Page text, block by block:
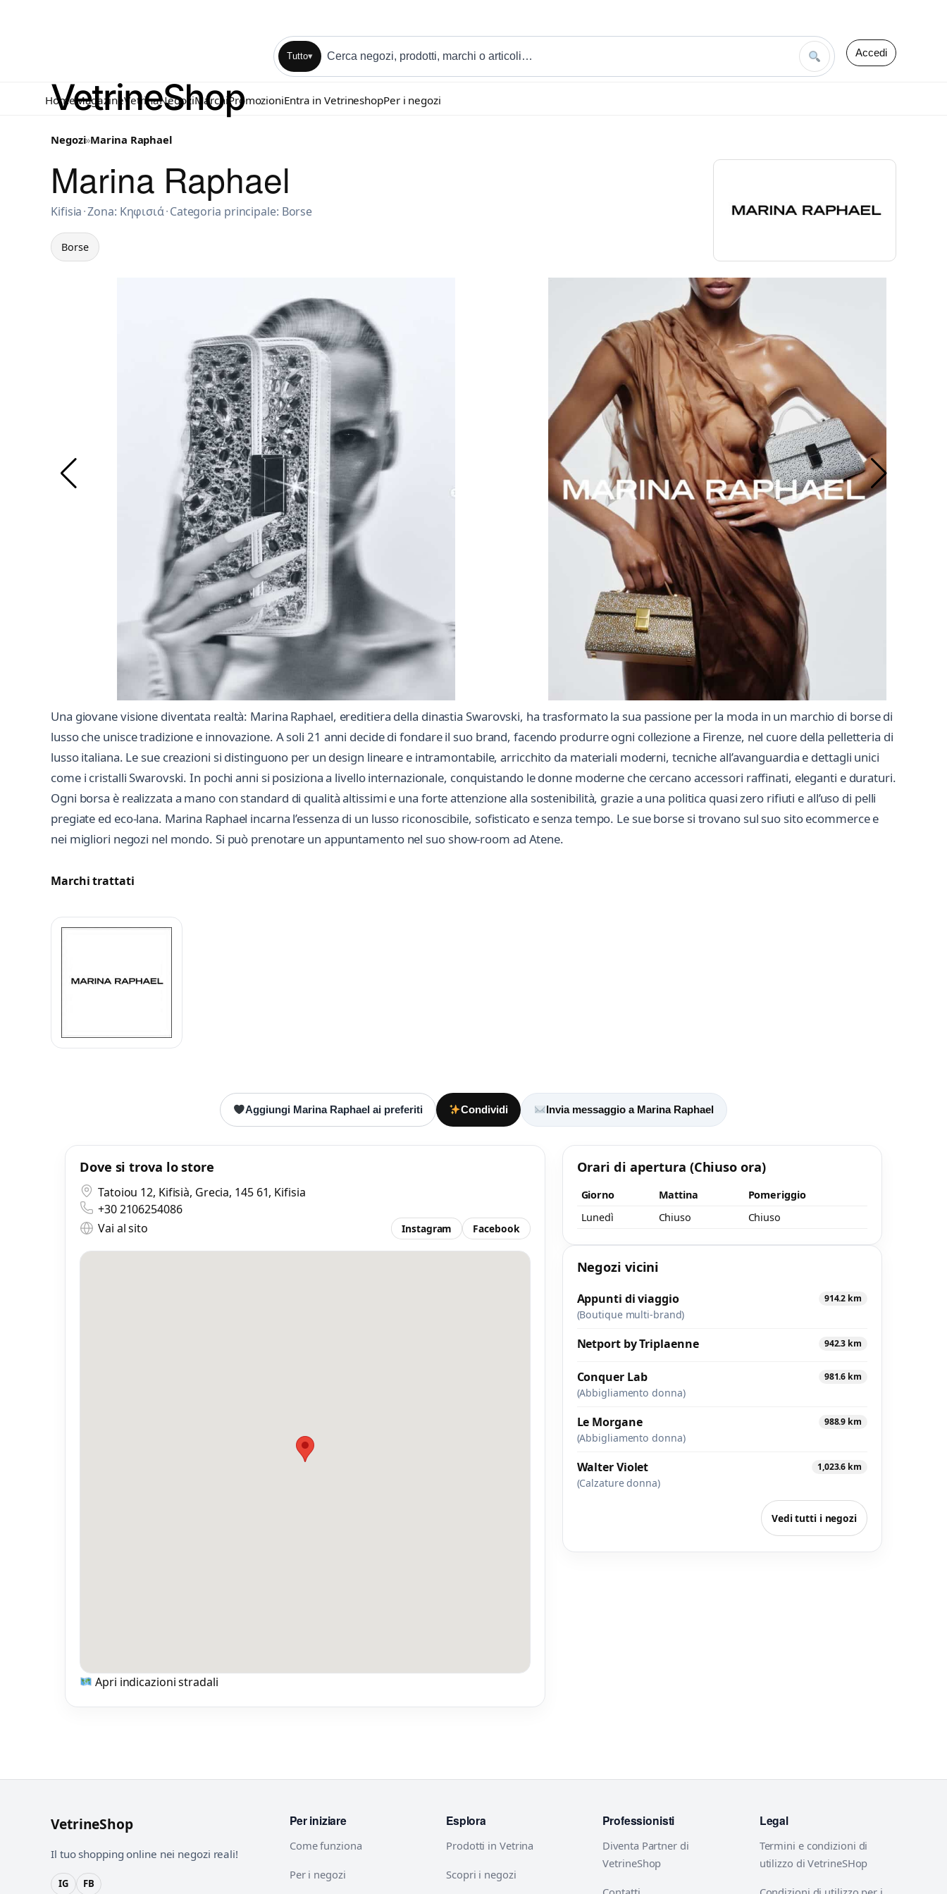
Tutto▾ Accedi
HomeMagazineVetrinaNegoziMarchi PromozioniEntra in VetrineshopPer i negozi
Negozi»Marina Raphael
Marina Raphael
Borse a Kifisia
Kifisia·Zona: Κηφισιά·Categoria principale: Borse
Borse
Una giovane visione diventata realtà: Marina Raphael, ereditiera della dinastia Swarovski, ha trasformato la sua passione per la moda in un marchio di borse di
lusso che unisce tradizione e innovazione. A soli 21 anni decide di fondare il suo brand, facendo produrre ogni collezione a Firenze, nel cuore della pelletteria di
lusso italiana. Le sue creazioni si distinguono per un design lineare e intramontabile, arricchito da materiali moderni, tecniche all’avanguardia e dettagli unici
come i cristalli Swarovski. In pochi anni si posiziona a livello internazionale, conquistando le donne moderne che cercano accessori raffinati, eleganti e duraturi.
Ogni borsa è realizzata a mano con standard di qualità altissimi e una forte attenzione alla sostenibilità, grazie a una politica quasi zero rifiuti e all’uso di pelli
pregiate ed eco-lana. Marina Raphael incarna l’essenza di un lusso riconoscibile, sofisticato e senza tempo. Le sue borse si trovano sul suo sito ecommerce e
nei migliori negozi nel mondo. Si può prenotare un appuntamento nel suo show-room ad Atene.
Marchi trattati
Aggiungi Marina Raphael ai preferiti Condividi Invia messaggio a Marina Raphael
Dove si trova lo store
Tatoiou 12, Kifisià, Grecia, 145 61, Kifisia
+30 2106254086
Vai al sito
Instagram Facebook
Apri indicazioni stradali
Orari di apertura (Chiuso ora)
Giorno Mattina
Pomeriggio
Lunedì
Chiuso Chiuso
Negozi vicini
Appunti di viaggio 914.2 km
(Boutique multi-brand)
Netport by Triplaenne 942.3 km
Conquer Lab 981.6 km
(Abbigliamento donna)
Le Morgane 988.9 km
(Abbigliamento donna)
Walter Violet 1,023.6 km
(Calzature donna)
Vedi tutti i negozi
VetrineShop
Il tuo shopping online nei negozi reali!
IG FB
Per iniziare
Come funziona
Per i negozi
Esplora
Prodotti in Vetrina
Scopri i negozi
Professionisti
Diventa Partner di
VetrineShop
Legal
Termini e condizioni di
utilizzo di VetrineSHop